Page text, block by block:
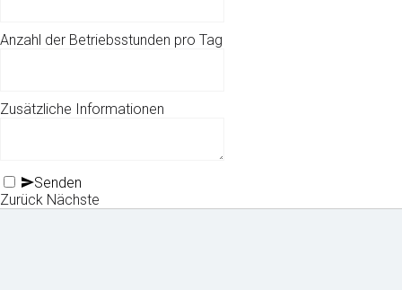
Anzahl der Betriebsstunden pro Tag
Zusätzliche Informationen
Senden
Zurück Nächste